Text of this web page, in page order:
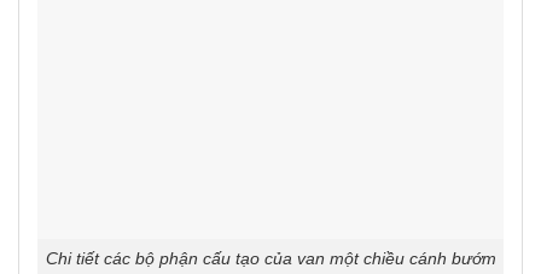
Chi tiết các bộ phận cấu tạo của van một chiều cánh bướm